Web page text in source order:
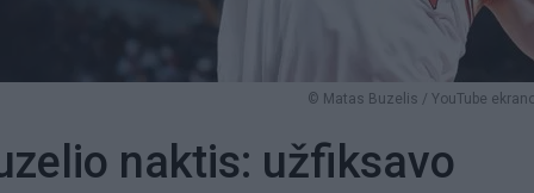
© Matas Buzelis / YouTube
naktis: užfiksavo